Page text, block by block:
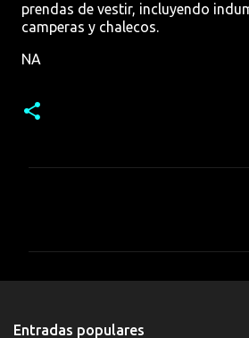
prendas de vestir, incluyendo
camperas y chalecos.
NA
t
Entradas populares